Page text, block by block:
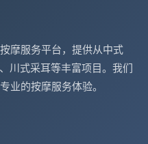
摩服务平台，提供从中式
川式采耳等丰富项目。我们
业的按摩服务体验。